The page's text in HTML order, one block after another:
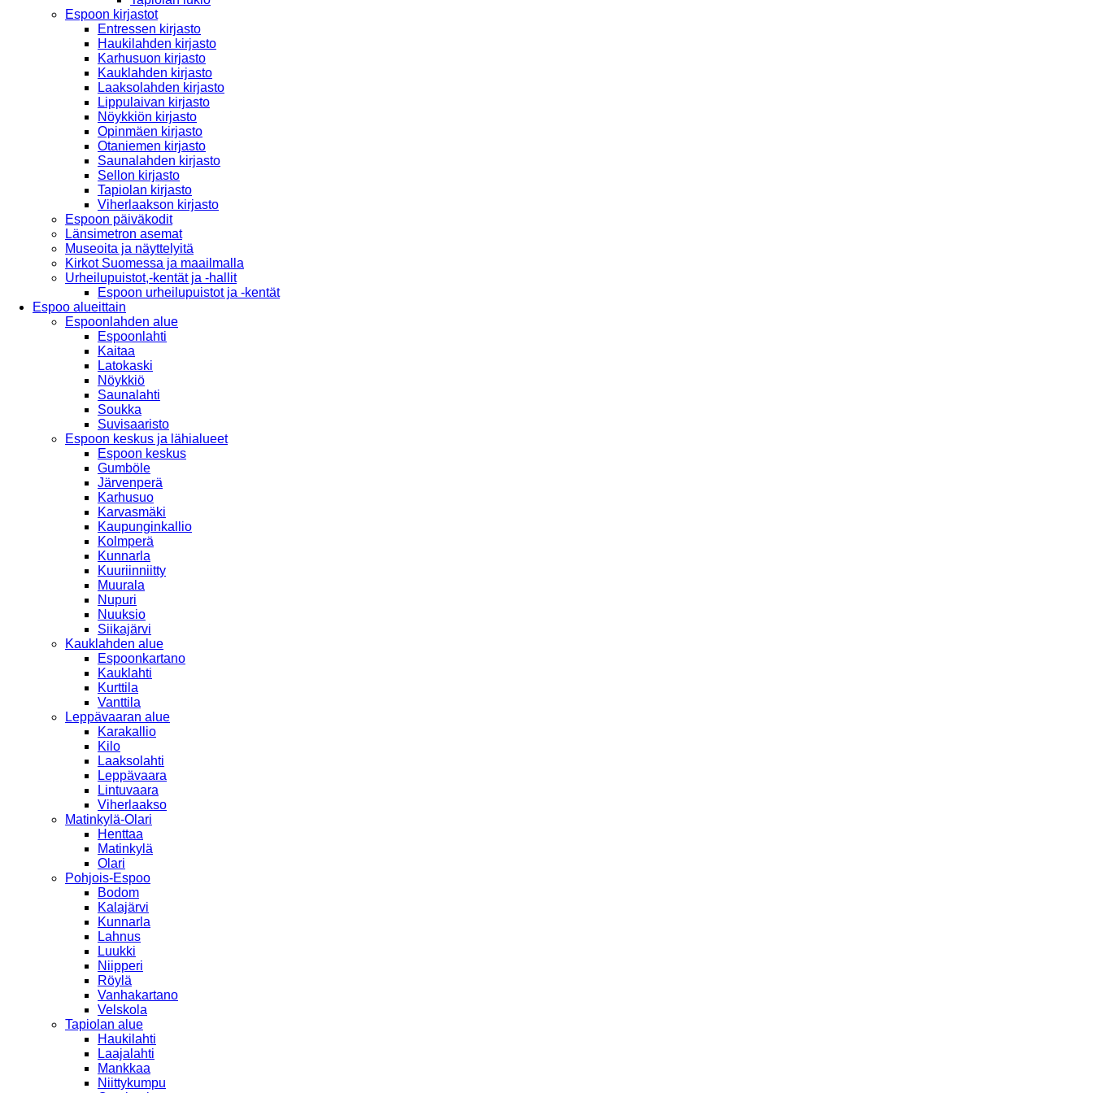
Espoon kirjastot
Entressen kirjasto
Haukilahden kirjasto
Karhusuon kirjasto
Kauklahden kirjasto
Laaksolahden kirjasto
Lippulaivan kirjasto
Nöykkiön kirjasto
Opinmäen kirjasto
Otaniemen kirjasto
Saunalahden kirjasto
Sellon kirjasto
Tapiolan kirjasto
Viherlaakson kirjasto
Espoon päiväkodit
Länsimetron asemat
Museoita ja näyttelyitä
Kirkot Suomessa ja maailmalla
Urheilupuistot,-kentät ja -hallit
Espoon urheilupuistot ja -kentät
Espoo alueittain
Espoonlahden alue
Espoonlahti
Kaitaa
Latokaski
Nöykkiö
Saunalahti
Soukka
Suvisaaristo
Espoon keskus ja lähialueet
Espoon keskus
Gumböle
Järvenperä
Karhusuo
Karvasmäki
Kaupunginkallio
Kolmperä
Kunnarla
Kuuriinniitty
Muurala
Nupuri
Nuuksio
Siikajärvi
Kauklahden alue
Espoonkartano
Kauklahti
Kurttila
Vanttila
Leppävaaran alue
Karakallio
Kilo
Laaksolahti
Leppävaara
Lintuvaara
Viherlaakso
Matinkylä-Olari
Henttaa
Matinkylä
Olari
Pohjois-Espoo
Bodom
Kalajärvi
Kunnarla
Lahnus
Luukki
Niipperi
Röylä
Vanhakartano
Velskola
Tapiolan alue
Haukilahti
Laajalahti
Mankkaa
Niittykumpu